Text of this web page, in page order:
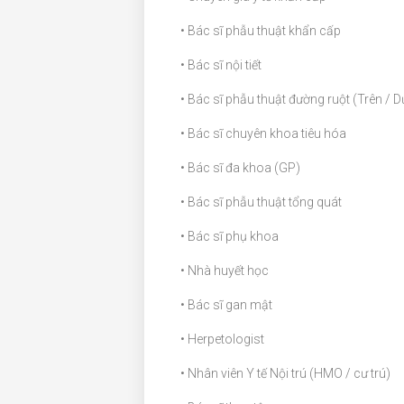
• Bác sĩ phẫu thuật khẩn cấp
• Bác sĩ nội tiết
• Bác sĩ phẫu thuật đường ruột (Trên /
• Bác sĩ chuyên khoa tiêu hóa
• Bác sĩ đa khoa (GP)
• Bác sĩ phẫu thuật tổng quát
• Bác sĩ phụ khoa
• Nhà huyết học
• Bác sĩ gan mật
• Herpetologist
• Nhân viên Y tế Nội trú (HMO / cư trú)